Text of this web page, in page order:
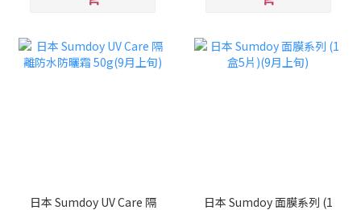
日本 Sumdoy UV Care 隔
日本 Sumdoy 面膜系列 (1